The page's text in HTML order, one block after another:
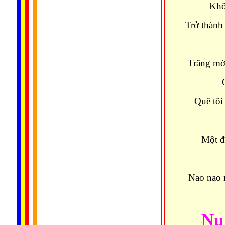
Không
Trở
Trăng
Quê
Một
Nao nao